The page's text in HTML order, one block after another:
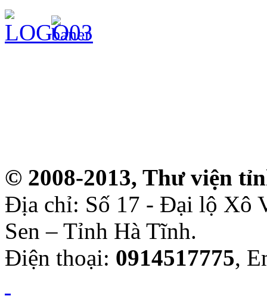
© 2008-2013, Thư viện
Địa chỉ: Số 17 - Đại lộ Xô
Sen – Tỉnh Hà Tĩnh.
Điện thoại: 0914517775,